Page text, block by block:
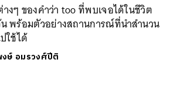
งๆ ของคำว่า too ที่พบเจอได้ในชีวิต
พร้อมตัวอย่างสถานการณ์ที่นำสำนวน
ใช้ได้
ษ์ อมรวงศ์ปีติ